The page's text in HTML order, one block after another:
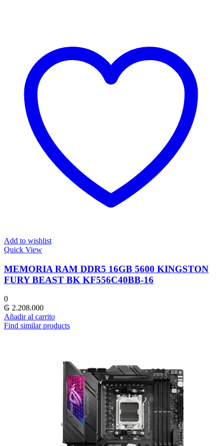
Add to wishlist
Quick View
MEMORIA RAM DDR5 16GB 5600 KINGSTON
FURY BEAST BK KF556C40BB-16
0
₲ 2.208.000
Añadir al carrito
Find similar products